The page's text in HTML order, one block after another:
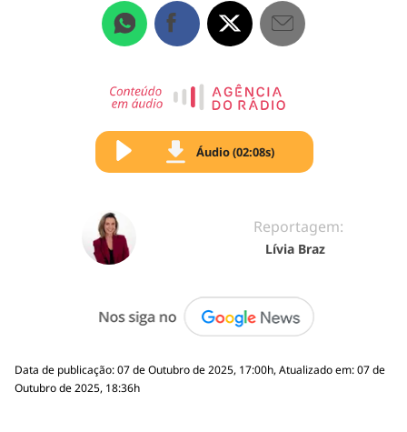
Áudio (02:08s)
Reportagem:
Lívia Braz
Data de publicação: 07 de Outubro de 2025, 17:00h, Atualizado em: 07 de
Outubro de 2025, 18:36h